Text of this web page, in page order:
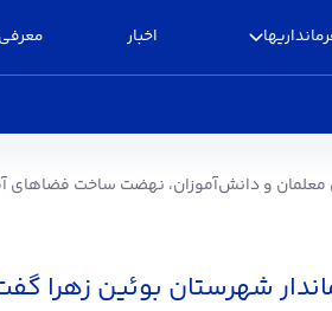
اخبار
معلمان و دانش‌آموزان، نهضت ساخت فضاهای
شهرستان بوئین زهرا